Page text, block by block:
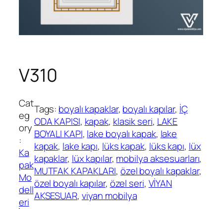
V310
Cat
eg
ory
:
Ka
pak
Mo
dell
eri
Tags: boyalı kapaklar, boyalı kapılar, İÇ
ODA KAPISI, kapak, klasik seri, LAKE
BOYALI KAPI, lake boyalı kapak, lake
kapak, lake kapı, lüks kapak, lüks kapı, lüx
kapaklar, lüx kapılar, mobilya aksesuarları
MUTFAK KAPAKLARI, özel boyalı kapaklar
özel boyalı kapılar, özel seri, VİYAN
AKSESUAR, viyan mobilya